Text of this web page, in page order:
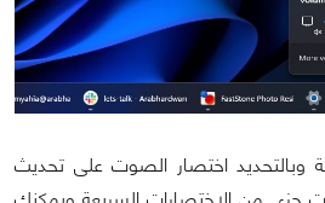
وبالتحديد اختصار الصوت على تحديث